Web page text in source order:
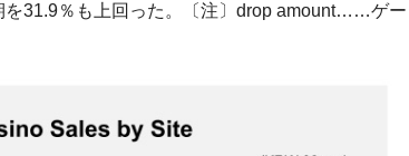
31.9％も上回った。〔注〕drop amount……ゲ